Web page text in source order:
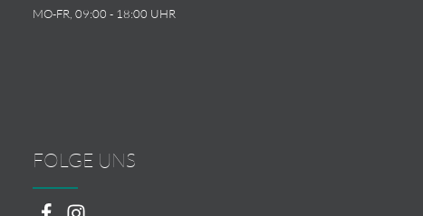
MO-FR, 09:00 - 18:00 UHR
FOLGE UNS